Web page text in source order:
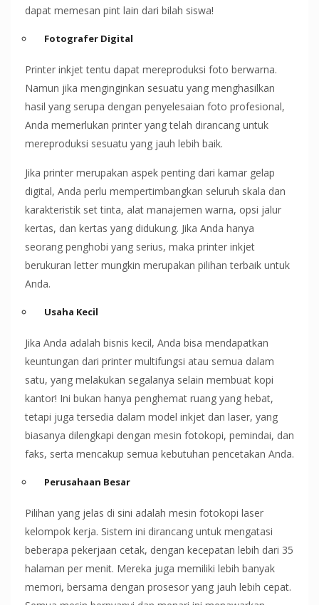
dapat memesan pint lain dari bilah siswa!
Fotografer Digital
Printer inkjet tentu dapat mereproduksi foto berwarna.
Namun jika menginginkan sesuatu yang menghasilkan
hasil yang serupa dengan penyelesaian foto profesional,
Anda memerlukan printer yang telah dirancang untuk
mereproduksi sesuatu yang jauh lebih baik.
Jika printer merupakan aspek penting dari kamar gelap
digital, Anda perlu mempertimbangkan seluruh skala dan
karakteristik set tinta, alat manajemen warna, opsi jalur
kertas, dan kertas yang didukung. Jika Anda hanya
seorang penghobi yang serius, maka printer inkjet
berukuran letter mungkin merupakan pilihan terbaik untuk
Anda.
Usaha Kecil
Jika Anda adalah bisnis kecil, Anda bisa mendapatkan
keuntungan dari printer multifungsi atau semua dalam
satu, yang melakukan segalanya selain membuat kopi
kantor! Ini bukan hanya penghemat ruang yang hebat,
tetapi juga tersedia dalam model inkjet dan laser, yang
biasanya dilengkapi dengan mesin fotokopi, pemindai, dan
faks, serta mencakup semua kebutuhan pencetakan Anda.
Perusahaan Besar
Pilihan yang jelas di sini adalah mesin fotokopi laser
kelompok kerja. Sistem ini dirancang untuk mengatasi
beberapa pekerjaan cetak, dengan kecepatan lebih dari 35
halaman per menit. Mereka juga memiliki lebih banyak
memori, bersama dengan prosesor yang jauh lebih cepat.